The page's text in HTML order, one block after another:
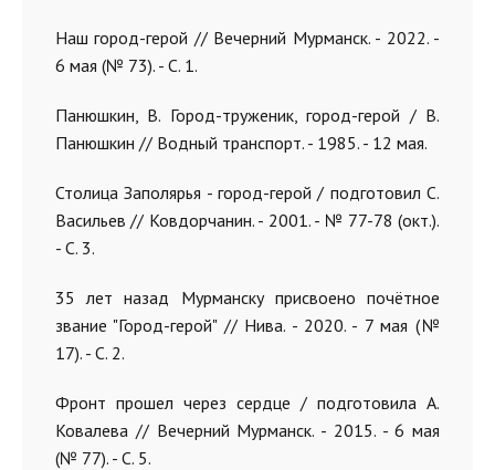
Наш город-герой // Вечерний Мурманск. - 2022. -
6 мая (№ 73). - С. 1.
Панюшкин, В. Город-труженик, город-герой / В.
Панюшкин // Водный транспорт. - 1985. - 12 мая.
Столица Заполярья - город-герой / подготовил С.
Васильев // Ковдорчанин. - 2001. - № 77-78 (окт.).
- С. 3.
35 лет назад Мурманску присвоено почётное
звание "Город-герой" // Нива. - 2020. - 7 мая (№
17). - С. 2.
Фронт прошел через сердце / подготовила А.
Ковалева // Вечерний Мурманск. - 2015. - 6 мая
(№ 77). - С. 5.